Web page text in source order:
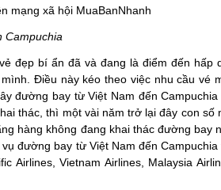
mạng xã hội MuaBanNhanh
Campuchia
đẹp bí ẩn đã và đang là điểm đến hấp
Điều này kéo theo việc nhu cầu vé
đường bay từ Việt Nam đến Campuchia
thác, thì một vài năm trở lại đây con số
hàng không đang khai thác đường bay
đường bay từ Việt Nam đến Campuchia
Airlines, Vietnam Airlines, Malaysia